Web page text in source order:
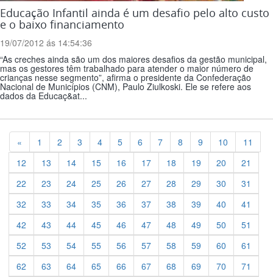
Educação Infantil ainda é um desafio pelo alto custo
e o baixo financiamento
19/07/2012 ás 14:54:36
“As creches ainda são um dos maiores desafios da gestão municipal,
mas os gestores têm trabalhado para atender o maior número de
crianças nesse segmento”, afirma o presidente da Confederação
Nacional de Municípios (CNM), Paulo Ziulkoski. Ele se refere aos
dados da Educaç&at...
« Previous
1 2 3 4 5 6 7 8 9 10
11
12
13 14 15 16 17 18 19 20
21
22
23 24 25 26 27 28 29 30
31
32
33 34 35 36 37 38 39 40
41
42
43 44 45 46 47 48 49 50
51
52
53 54 55 56 57 58 59 60
61
62
63 64 65 66 67 68 69 70 71